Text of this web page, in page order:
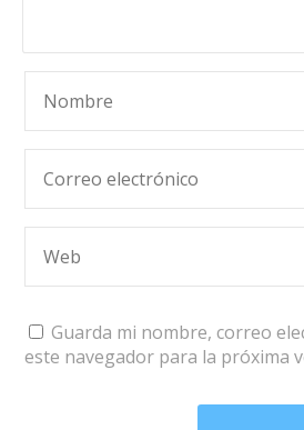
Guarda mi nombre, correo
este navegador para la próxima